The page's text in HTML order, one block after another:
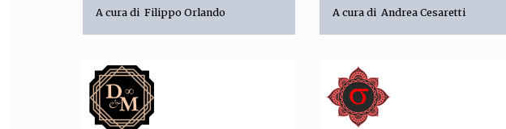
A cura di Filippo Orlando A cura di Andrea Cesaretti